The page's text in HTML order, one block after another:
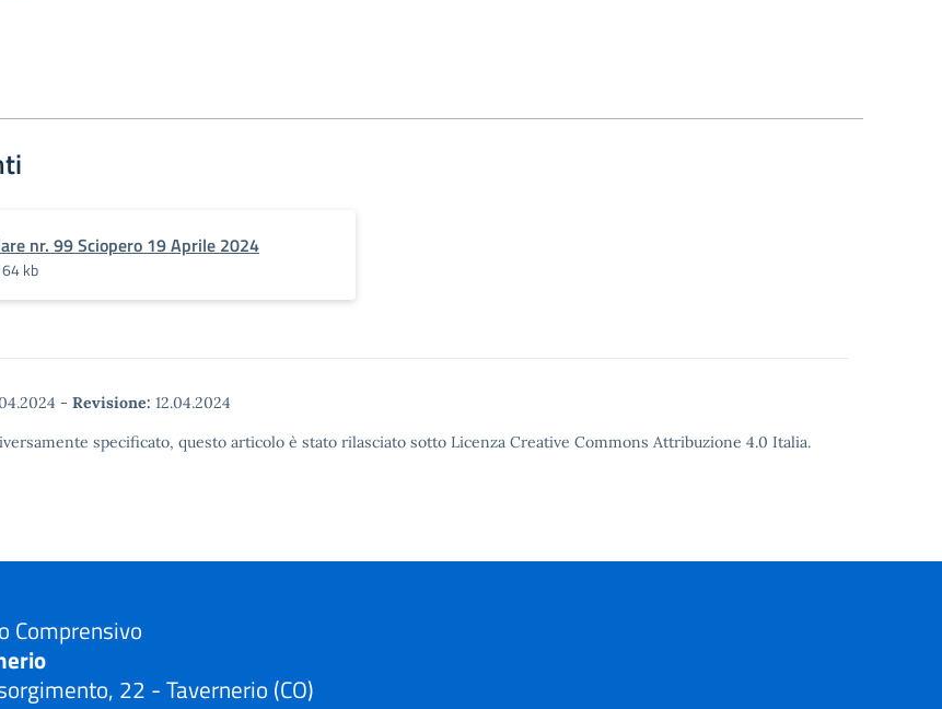
nr. 99 Sciopero 19 Aprile 2024
kb
- Revisione: 12.04.2024
specificato, questo articolo è stato rilasciato sotto Licenza Creative Commons Attribuzione 4.0 Italia.
Comprensivo
22 - Tavernerio (CO)